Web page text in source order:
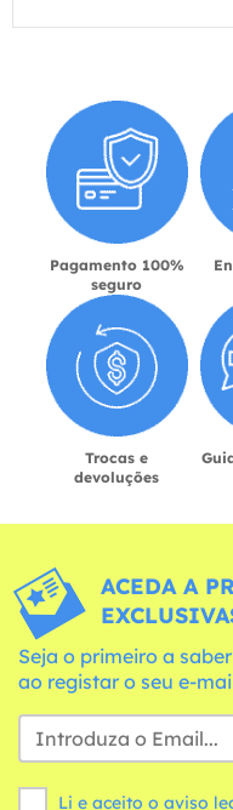
Pagamento 100%
seguro
Trocas e
devoluções
ACEDA A
Seja o primeiro a
ao registar o seu e-
Li e aceito o aviso